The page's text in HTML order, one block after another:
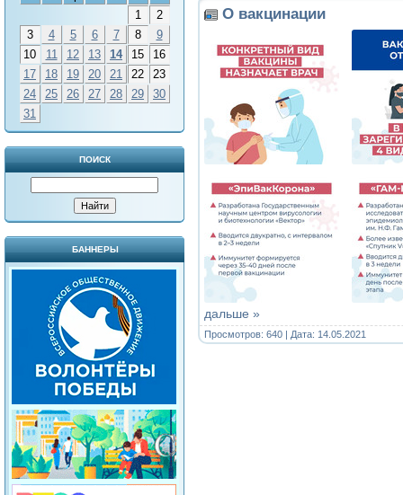
1
2
3
4 5 6 7 8
9
10
11 12 13 14 15
16
17
18 19 20 21 22
23
24
25 26 27 28 29
30
31
ПОИСК
БАННЕРЫ
О вакцинации
дальше »
Просмотров: 640 | Дата: 14.05.2021